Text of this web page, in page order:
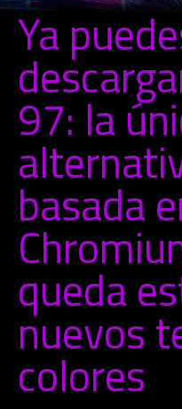
Ya
97: la
basada
queda
nuevos
colores